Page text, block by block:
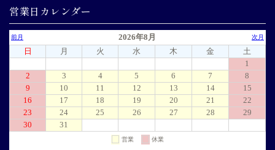
営業日カレンダー